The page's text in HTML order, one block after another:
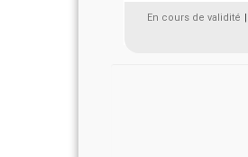
En cours de validité